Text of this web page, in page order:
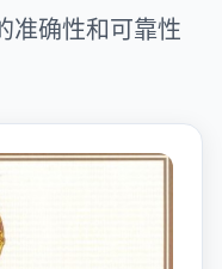
准确性和可靠性